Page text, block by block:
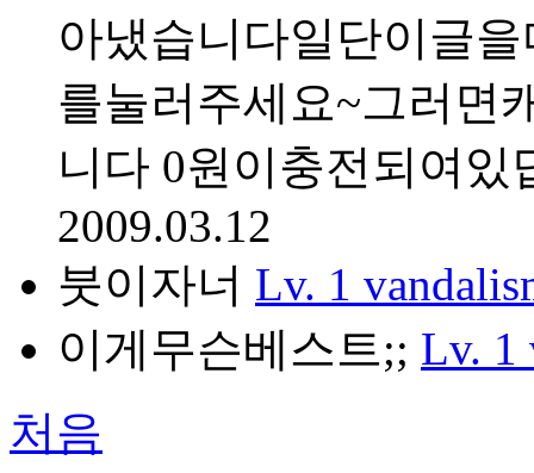
아냈습니다일단이글
를눌러주세요~그러면
니다 0원이충전되여
2009.03.12
붓이자너 Lv. 1
이게무슨베스트;; Lv. 1
처음